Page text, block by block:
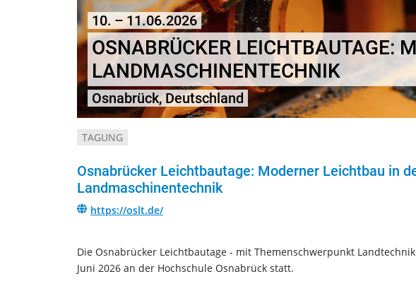
10. – 11.06.2026
OSNABRÜCKER LEICHTBAUTAGE:
LANDMASCHINENTECHNIK
Osnabrück, Deutschland
TAGUNG
Osnabrücker Leichtbautage: Moderner Leichtbau in
Landmaschinentechnik
https://oslt.de/
Die Osnabrücker Leichtbautage - mit Themenschwerpunkt
Juni 2026 an der Hochschule Osnabrück statt.